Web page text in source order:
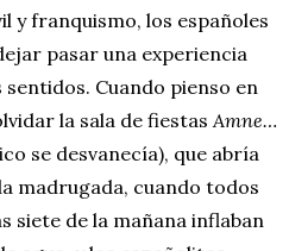
y franquismo, los españoles
pasar una experiencia
Cuando pienso en
la sala de fiestas Amne…
se desvanecía), que abría
madrugada, cuando todos
siete de la mañana inflaban